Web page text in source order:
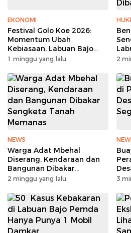
EKONOMI
Festival Golo Koe 2026:
Momentum Ubah
Kebiasaan, Labuan Bajo
Tanpa Sampah
1 minggu yang lalu 2
NEWS
Warga Adat Mbehal
Diserang, Kendaraan dan
Bangunan Dibakar
Sengketa Tanah Memanas
2 minggu yang lalu 3